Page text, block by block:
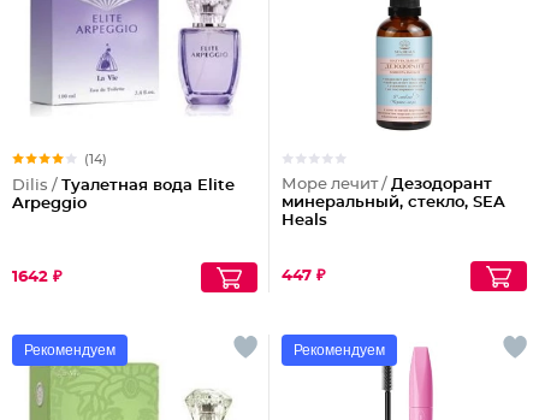
(14)
Dilis / Туалетная вода Elite
Arpeggio
1642 ₽
Море лечит / Дезодорант
минеральный, стекло, SEA
Heals
447 ₽
Рекомендуем Рекомендуем